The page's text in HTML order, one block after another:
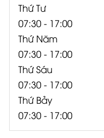
Thứ Tư
07:30 - 17:00
Thứ Năm
07:30 - 17:00
Thứ Sáu
07:30 - 17:00
Thứ Bảy
07:30 - 17:00